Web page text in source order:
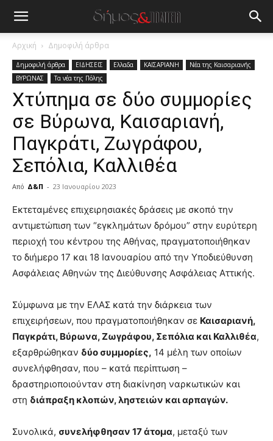
Αρχική Δημοφιλή άρθρα
Δημοφιλή άρθρα ΕΙΔΗΣΕΙΣ Ελλαδα ΚΑΙΣΑΡΙΑΝΗ
Νέα της Καισαριανής
ΒΥΡΩΝΑΣ
Τα νέα της Πόλης
Χτύπημα σε δύο συμμορίες
σε Βύρωνα, Καισαριανή,
Παγκράτι, Ζωγράφου,
Σεπόλια, Καλλιθέα
Από Δ&Π - 23 Ιανουαρίου 2023
blonde
lesbians
hot
cam
show.desi
lyons
teaches
you
the
meaning
of
pain.
pornhun
porn
Εκτεταμένες επιχειρησιακές δράσεις με σκοπό την
αντιμετώπιση των “εγκλημάτων δρόμου” στην ευρύτερη
περιοχή του κέντρου της Αθήνας, πραγματοποιήθηκαν
το διήμερο 17 και 18 Ιανουαρίου από την Υποδιεύθυνση
Ασφάλειας Αθηνών της Διεύθυνσης Ασφάλειας Αττικής.
Σύμφωνα με την ΕΛΑΣ κατά την διάρκεια των
επιχειρήσεων, που πραγματοποιήθηκαν σε Καισαριανή,
Παγκράτι, Βύρωνα, Ζωγράφου, Σεπόλια και Καλλιθέα,
εξαρθρώθηκαν δύο συμμορίες, 14 μέλη των οποίων
συνελήφθησαν, που – κατά περίπτωση –
δραστηριοποιούνταν στη διακίνηση ναρκωτικών και
στη διάπραξη κλοπών, ληστειών και αρπαγών.
Συνολικά, συνελήφθησαν 17 άτομα, μεταξύ των